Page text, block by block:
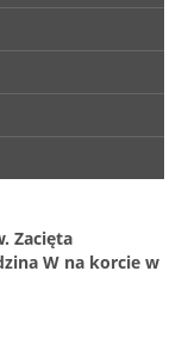
Zacięta
W na korcie w